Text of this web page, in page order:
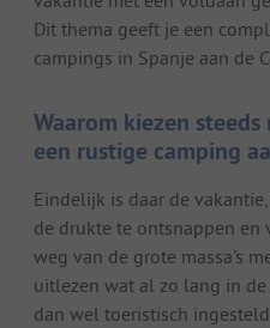
Dit thema geeft je een
campings in Spanje aan de
Waarom kiezen
een rustige camping
Eindelijk is daar de
de drukte te ontsnappen en
weg van de grote massa's
uitlezen wat al zo lang in de
dan wel toeristisch